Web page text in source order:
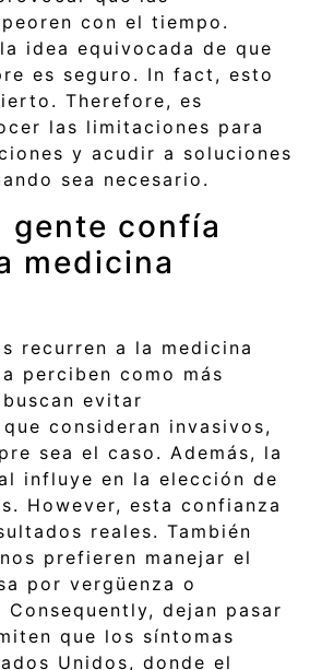
con el tiempo.
idea equivocada de que
es seguro. In fact, esto
Therefore, es
las limitaciones para
y acudir a soluciones
sea necesario.
gente confía
medicina
recurren a la medicina
perciben como más
evitar
consideran invasivos,
sea el caso. Además, la
influye en la elección de
However, esta confianza
reales. También
prefieren manejar el
por vergüenza o
dejan pasar
que los síntomas
Unidos, donde el